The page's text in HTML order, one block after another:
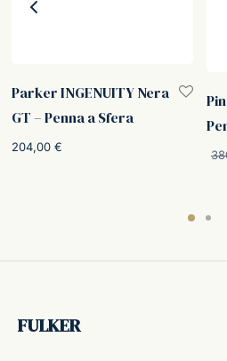
Parker INGENUITY Nera
GT – Penna a Sfera
204,00 €
FULKER